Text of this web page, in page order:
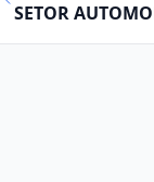
SETOR
EXPORTAÇÕES